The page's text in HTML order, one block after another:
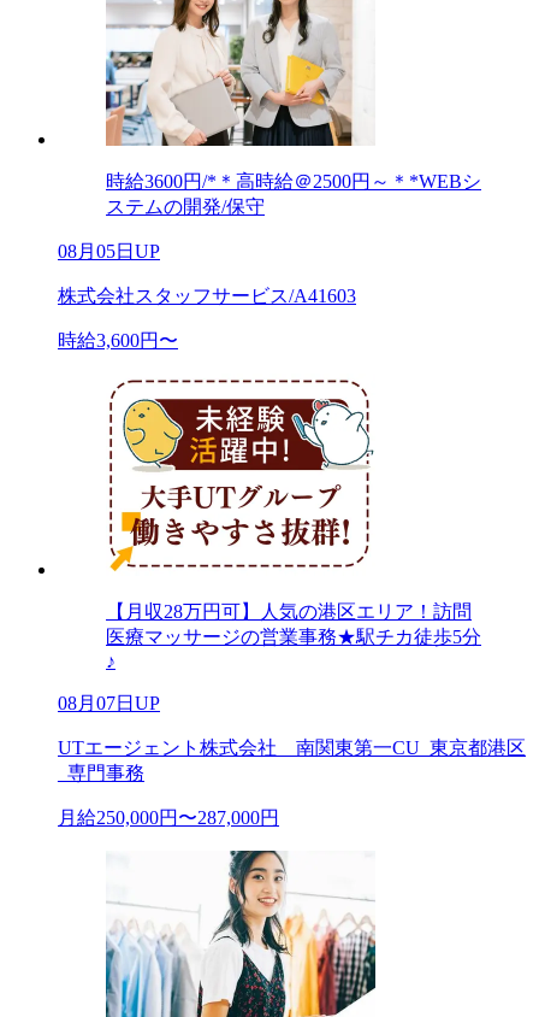
時給3600円/*＊高時給＠2500円～＊*WEBシ
ステムの開発/保守
08月05日UP
株式会社スタッフサービス/A41603
時給3,600円〜
【月収28万円可】人気の港区エリア！訪問
医療マッサージの営業事務★駅チカ徒歩5分
♪
08月07日UP
UTエージェント株式会社 南関東第一CU_東京都港区
_専門事務
月給250,000円〜287,000円